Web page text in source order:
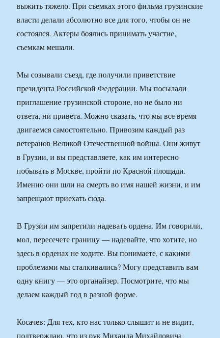
выжить тяжело. При съемках этого фильма грузинские
власти делали абсолютно все для того, чтобы он не
состоялся. Актеры боялись принимать участие,
съемкам мешали.
Мы созывали съезд, где получили приветствие
президента Российской Федерации. Мы посылали
приглашение грузинской стороне, но не было ни
ответа, ни привета. Можно сказать, что мы все время
двигаемся самостоятельно. Привозим каждый раз
ветеранов Великой Отечественной войны. Они живут
в Грузии, и вы представляете, как им интересно
побывать в Москве, пройти по Красной площади.
Именно они шли на смерть во имя нашей жизни, и им
запрещают приехать сюда.
В Грузии им запретили надевать ордена. Им говорили,
мол, пересечете границу — надевайте, что хотите, но
здесь в орденах не ходите. Вы понимаете, с какими
проблемами мы сталкивались? Могу представить вам
одну книгу — это органайзер. Посмотрите, что мы
делаем каждый год в разной форме.
Косачев: Для тех, кто нас только слышит и не видит,
подтверждаю, что из рук Михаила Михайловича